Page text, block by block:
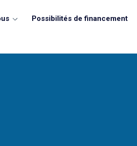
Possibilités de financement